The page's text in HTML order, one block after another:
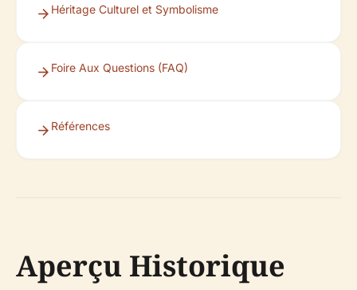
Héritage Culturel et Symbolisme
Foire Aux Questions (FAQ)
Références
Aperçu Historique